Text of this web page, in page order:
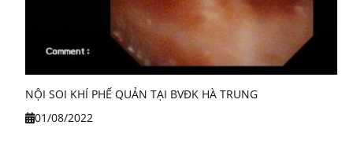
NỘI SOI KHÍ PHẾ QUẢN TẠI BVĐK HÀ TRUNG
01/08/2022